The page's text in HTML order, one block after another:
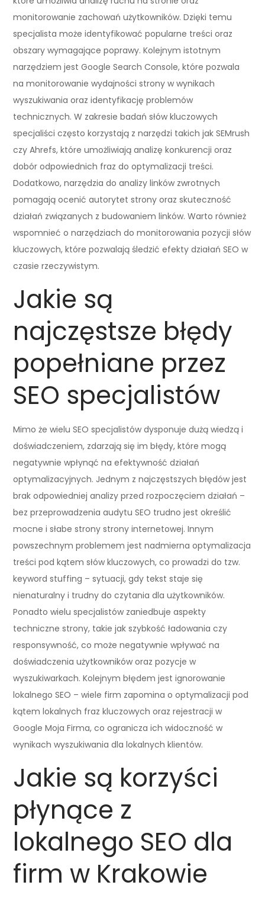
monitorowanie zachowań użytkowników. Dzięki temu
specjalista może identyfikować popularne treści oraz
obszary wymagające poprawy. Kolejnym istotnym
narzędziem jest Google Search Console, które pozwala
na monitorowanie wydajności strony w wynikach
wyszukiwania oraz identyfikację problemów
technicznych. W zakresie badań słów kluczowych
specjaliści często korzystają z narzędzi takich jak SEMrush
czy Ahrefs, które umożliwiają analizę konkurencji oraz
dobór odpowiednich fraz do optymalizacji treści.
Dodatkowo, narzędzia do analizy linków zwrotnych
pomagają ocenić autorytet strony oraz skuteczność
działań związanych z budowaniem linków. Warto również
wspomnieć o narzędziach do monitorowania pozycji słów
kluczowych, które pozwalają śledzić efekty działań SEO w
czasie rzeczywistym.
Jakie są
najczęstsze błędy
popełniane przez
SEO specjalistów
Mimo że wielu SEO specjalistów dysponuje dużą wiedzą i
doświadczeniem, zdarzają się im błędy, które mogą
negatywnie wpłynąć na efektywność działań
optymalizacyjnych. Jednym z najczęstszych błędów jest
brak odpowiedniej analizy przed rozpoczęciem działań –
bez przeprowadzenia audytu SEO trudno jest określić
mocne i słabe strony strony internetowej. Innym
powszechnym problemem jest nadmierna optymalizacja
treści pod kątem słów kluczowych, co prowadzi do tzw.
keyword stuffing – sytuacji, gdy tekst staje się
nienaturalny i trudny do czytania dla użytkowników.
Ponadto wielu specjalistów zaniedbuje aspekty
techniczne strony, takie jak szybkość ładowania czy
responsywność, co może negatywnie wpływać na
doświadczenia użytkowników oraz pozycje w
wyszukiwarkach. Kolejnym błędem jest ignorowanie
lokalnego SEO – wiele firm zapomina o optymalizacji pod
kątem lokalnych fraz kluczowych oraz rejestracji w
Google Moja Firma, co ogranicza ich widoczność w
wynikach wyszukiwania dla lokalnych klientów.
Jakie są korzyści
płynące z
lokalnego SEO dla
firm w Krakowie